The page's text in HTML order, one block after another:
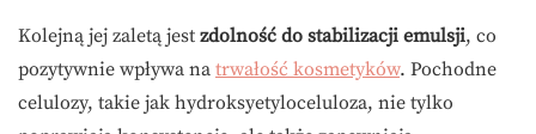
Kolejną jej zaletą jest zdolność do stabilizacji emulsji, co
pozytywnie wpływa na trwałość kosmetyków. Pochodne
celulozy, takie jak hydroksyetyloceluloza, nie tylko